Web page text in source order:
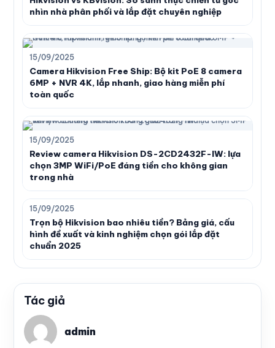
nhìn nhà phân phối và lắp đặt chuyên nghiệp
15/09/2025
Camera Hikvision Free Ship: Bộ kit PoE 8 camera
6MP + NVR 4K, lắp nhanh, giao hàng miễn phí
toàn quốc
15/09/2025
Review camera Hikvision DS-2CD2432F-IW: lựa
chọn 3MP WiFi/PoE đáng tiền cho không gian
trong nhà
15/09/2025
Trọn bộ Hikvision bao nhiêu tiền? Bảng giá, cấu
hình đề xuất và kinh nghiệm chọn gói lắp đặt
chuẩn 2025
Tác giả
admin